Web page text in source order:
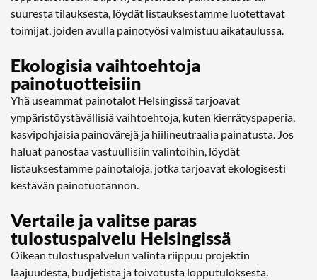
suuresta tilauksesta, löydät listauksestamme luotettavat
toimijat, joiden avulla painotyösi valmistuu aikataulussa.
Ekologisia vaihtoehtoja
painotuotteisiin
Yhä useammat painotalot Helsingissä tarjoavat
ympäristöystävällisiä vaihtoehtoja, kuten kierrätyspaperia,
kasvipohjaisia painovärejä ja hiilineutraalia painatusta. Jos
haluat panostaa vastuullisiin valintoihin, löydät
listauksestamme painotaloja, jotka tarjoavat ekologisesti
kestävän painotuotannon.
Vertaile ja valitse paras
tulostuspalvelu Helsingissä
Oikean tulostuspalvelun valinta riippuu projektin
laajuudesta, budjetista ja toivotusta lopputuloksesta.